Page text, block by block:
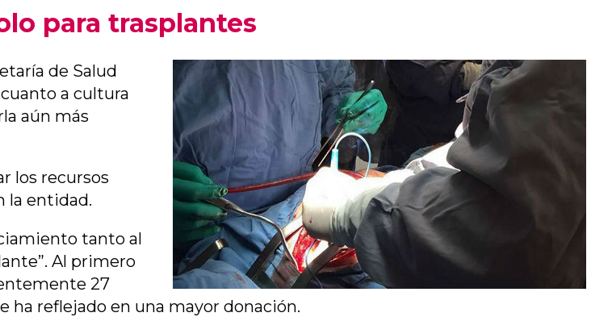
para trasplantes
de Salud
a cultura
aún más
los recursos
la entidad.
tanto al
Al primero
27
ha reflejado en una mayor donación.